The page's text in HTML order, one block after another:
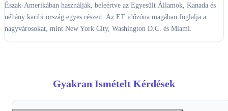
Észak-Amerikában használják, beleértve az Egyesült Államok, Kanada és
néhány karibi ország egyes részeit. Az ET időzóna magában foglalja a
nagyvárosokat, mint New York City, Washington D.C. és Miami.
Gyakran Ismételt Kérdések